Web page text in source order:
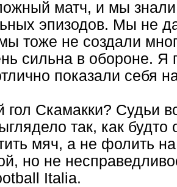
матч, и мы знали,
эпизодов. Мы не
тоже не создали
сильна в обороне. Я
показали себя
Скамакки? Судьи
так, как будто
мяч, а не фолить
но не
Italia.